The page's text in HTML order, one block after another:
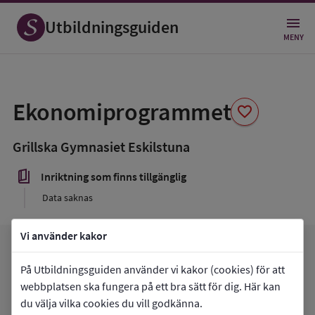
Vi använder kakor
På Utbildningsguiden använder vi kakor (cookies) för att
webbplatsen ska fungera på ett bra sätt för dig. Här kan
du välja vilka cookies du vill godkänna.
Utbildningsguiden MENY
Ekonomiprogrammet favorite
som
favorit
Grillska Gymnasiet Eskilstuna
book_5 Inriktning som finns tillgänglig
Data saknas
Gå tillGrillska Gymnasiet Eskilstunaarrow_forward
Mina favoriterfavorite